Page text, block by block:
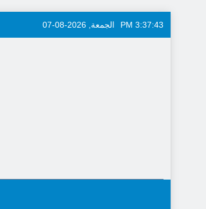
الجمعة, 2026-08-07 3:37:44 PM